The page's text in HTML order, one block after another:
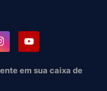
em sua caixa de